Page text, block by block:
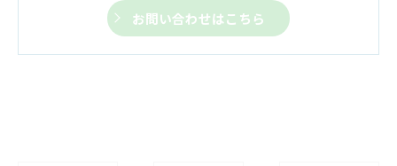
お問い合わせはこちら